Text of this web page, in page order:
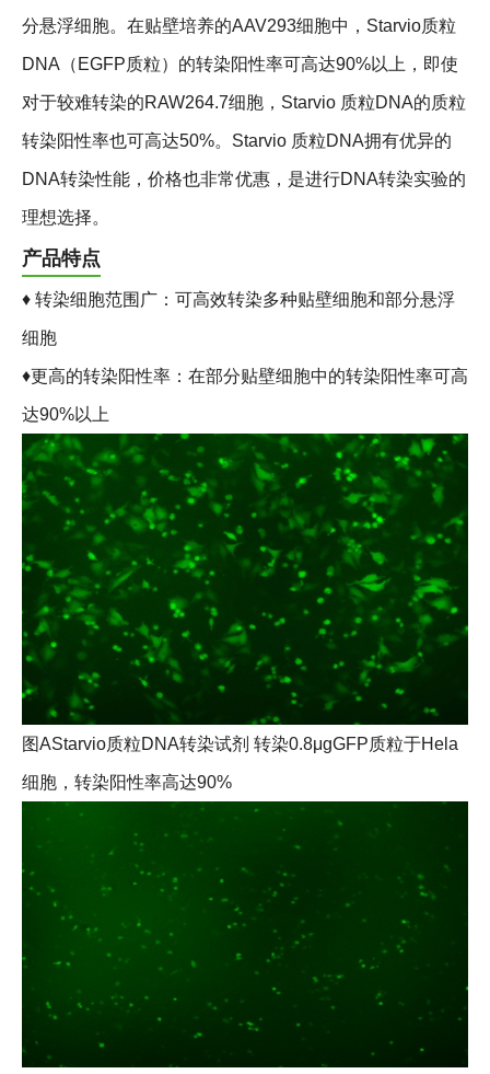
分悬浮细胞。在贴壁培养的AAV293细胞中，Starvio质粒
DNA（EGFP质粒）的转染阳性率可高达90%以上，即使
对于较难转染的RAW264.7细胞，Starvio 质粒DNA的质粒
转染阳性率也可高达50%。Starvio 质粒DNA拥有优异的
DNA转染性能，价格也非常优惠，是进行DNA转染实验的
理想选择。
产品特点
♦ 转染细胞范围广：可高效转染多种贴壁细胞和部分悬浮
细胞
♦更高的转染阳性率：在部分贴壁细胞中的转染阳性率可高
达90%以上
图AStarvio质粒DNA转染试剂 转染0.8μgGFP质粒于Hela
细胞，转染阳性率高达90%